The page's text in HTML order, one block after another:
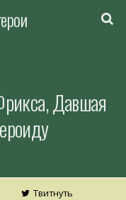
Давшая
Твитнуть